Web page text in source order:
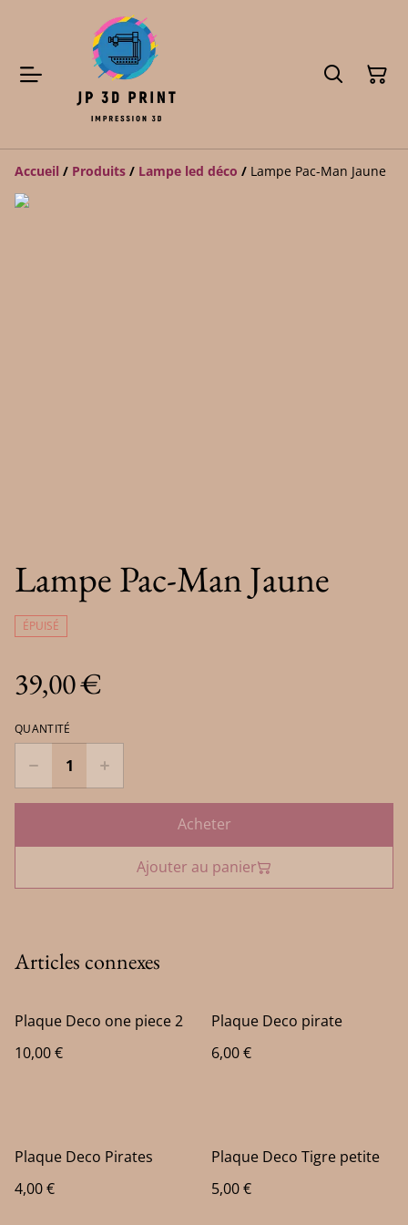
Accueil / Produits / Lampe led déco / Lampe Pac-Man Jaune
Lampe Pac-Man Jaune
ÉPUISÉ
39,00 €
QUANTITÉ
Acheter
Ajouter au panier
Articles connexes
Plaque Deco one piece 2
10,00 €
Plaque Deco pirate
6,00 €
Plaque Deco Pirates
4,00 €
Plaque Deco Tigre petite
5,00 €